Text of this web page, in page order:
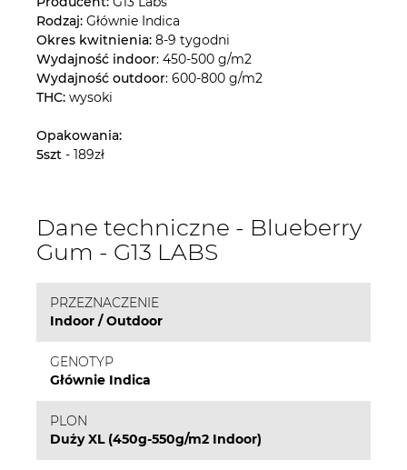
Rodzaj: Głównie Indica
Okres kwitnienia: 8-9 tygodni
Wydajność indoor: 450-500 g/m2
Wydajność outdoor: 600-800 g/m2
THC: wysoki
Opakowania:
5szt - 189zł
Dane techniczne - Blueberry
Gum - G13 LABS
PRZEZNACZENIE
Indoor / Outdoor
GENOTYP
Głównie Indica
PLON
Duży XL (450g-550g/m2 Indoor)